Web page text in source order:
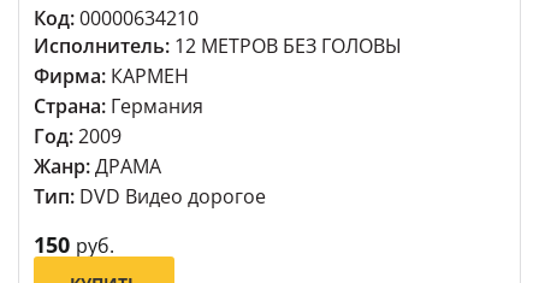
Код:00000634210
Исполнитель: 12 МЕТРОВ БЕЗ ГОЛОВЫ
Фирма: КАРМЕН
Страна: Германия
Год:2009
Жанр:ДРАМА
Тип: DVD Видео дорогое
150 руб.